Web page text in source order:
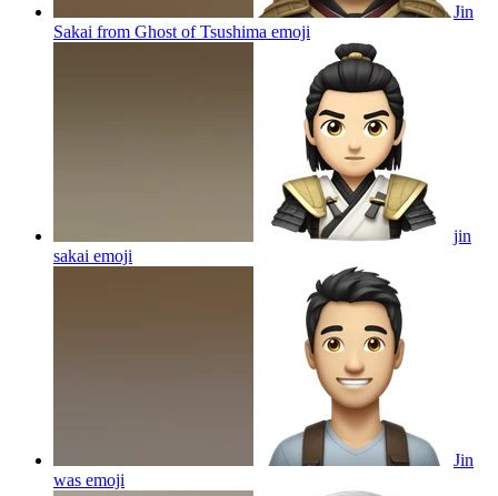
Jin
Sakai from Ghost of Tsushima emoji
jin
sakai emoji
Jin
was emoji